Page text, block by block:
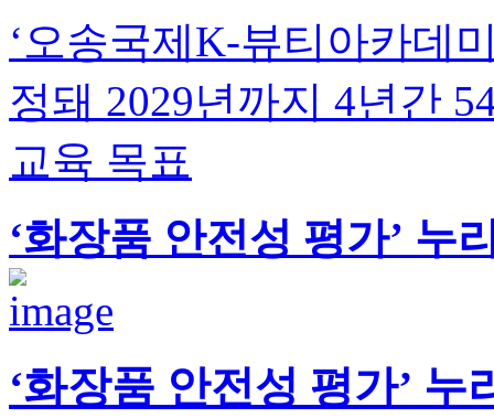
‘오송국제K-뷰티아카데
정돼 2029년까지 4년간
교육 목표
‘화장품 안전성 평가’ 누
‘화장품 안전성 평가’ 누